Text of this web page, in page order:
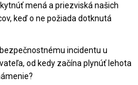
mená a priezviská našich
keď o ne požiada dotknutá
incidentu u
od kedy začína plynúť lehota